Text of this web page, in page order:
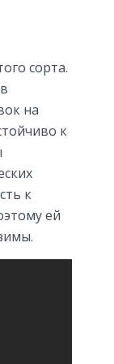
сорта.
на
к
к
ей